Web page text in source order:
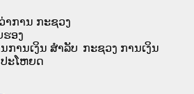
າການ ກະຊວງ
ຮອງ
ການເງິນ ສຳລັບ
ະໂຫຍດ
ກະຊວງ ການເງິນ